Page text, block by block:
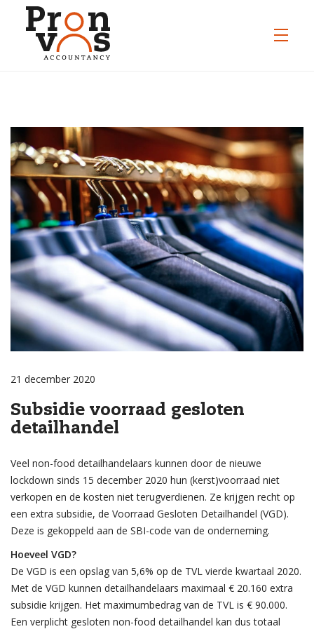
21 december 2020
Subsidie voorraad gesloten
detailhandel
Veel non-food detailhandelaars kunnen door de nieuwe
lockdown sinds 15 december 2020 hun (kerst)voorraad niet
verkopen en de kosten niet terugverdienen. Ze krijgen recht op
een extra subsidie, de Voorraad Gesloten Detailhandel (VGD).
Deze is gekoppeld aan de SBI-code van de onderneming.
Hoeveel VGD?
De VGD is een opslag van 5,6% op de TVL vierde kwartaal 2020.
Met de VGD kunnen detailhandelaars maximaal € 20.160 extra
subsidie krijgen. Het maximumbedrag van de TVL is € 90.000.
Een verplicht gesloten non-food detailhandel kan dus totaal